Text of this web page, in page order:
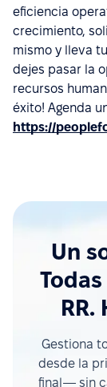
eficiencia
crecimiento,
mismo y lleva
dejes pasar la
recursos
éxito! Agenda
https://
Un
RR.
Gestiona
desde la
final— sin